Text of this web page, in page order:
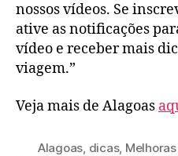
nossos vídeos. Se
ative as notificações
vídeo e receber mais
viagem.”
Veja mais de Alagoas
Alagoas dicas,